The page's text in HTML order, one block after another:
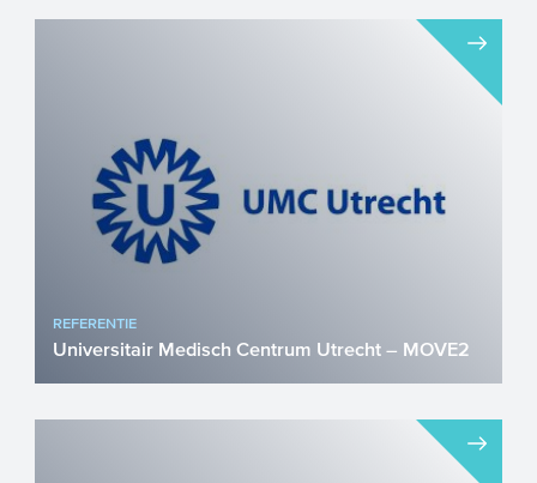
REFERENTIE
Universitair Medisch Centrum Utrecht – MOVE2
In beweging om sociale (re)integratie in